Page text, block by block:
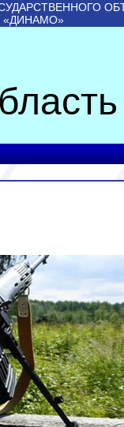
«ДИНАМО»